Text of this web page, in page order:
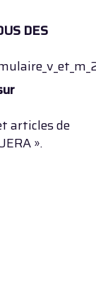
DES
articles de
».